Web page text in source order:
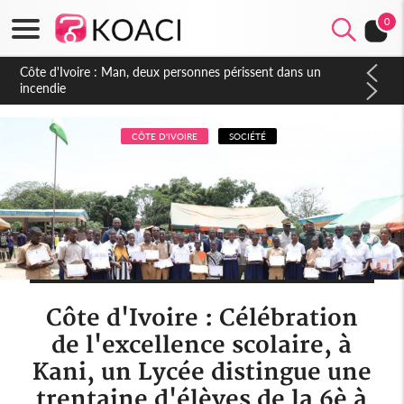
0
Côte d'Ivoire : Séileu, la célébration de la fête nationale
transformée en vaste campagne contre les produits
dépigmentants dangereux
CÔTE D'IVOIRE SOCIÉTÉ
Côte d'Ivoire : Célébration
de l'excellence scolaire, à
Kani, un Lycée distingue une